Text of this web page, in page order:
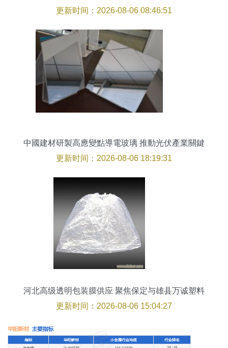
Materials发表新型膜材料销售领域突破性成果
更新时间：2026-08-06 08:46:51
中國建材研製高應變點導電玻璃 推動光伏產業關鍵
材料國產化
更新时间：2026-08-06 18:19:31
河北高级透明包装膜供应 聚焦保定与雄县万诚塑料
制品厂的优势
更新时间：2026-08-06 15:04:27